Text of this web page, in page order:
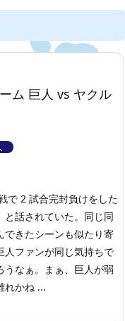
ム 巨人 vs ヤクル
で 2 試合完封負けをした
と話されていた。同じ同
できたシーンも似たり寄
人ファンが同じ気持ちで
うなぁ。まぁ、巨人が弱
れかね ...